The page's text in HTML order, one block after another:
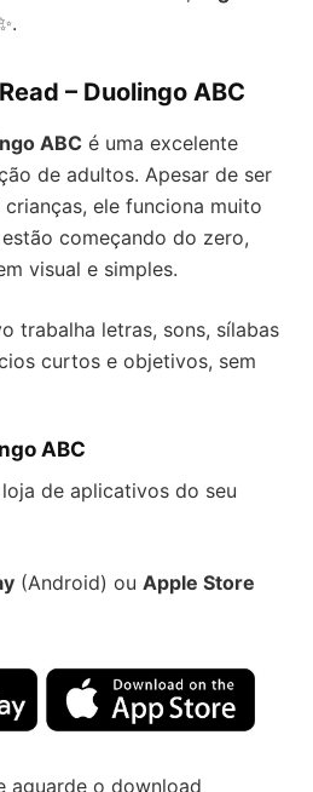
– Duolingo ABC
ABC é uma excelente
de adultos. Apesar de ser
ele funciona muito
começando do zero,
visual e simples.
trabalha letras, sons, sílabas
curtos e objetivos, sem
ABC
de aplicativos do seu
(Android) ou Apple Store
aguarde o download